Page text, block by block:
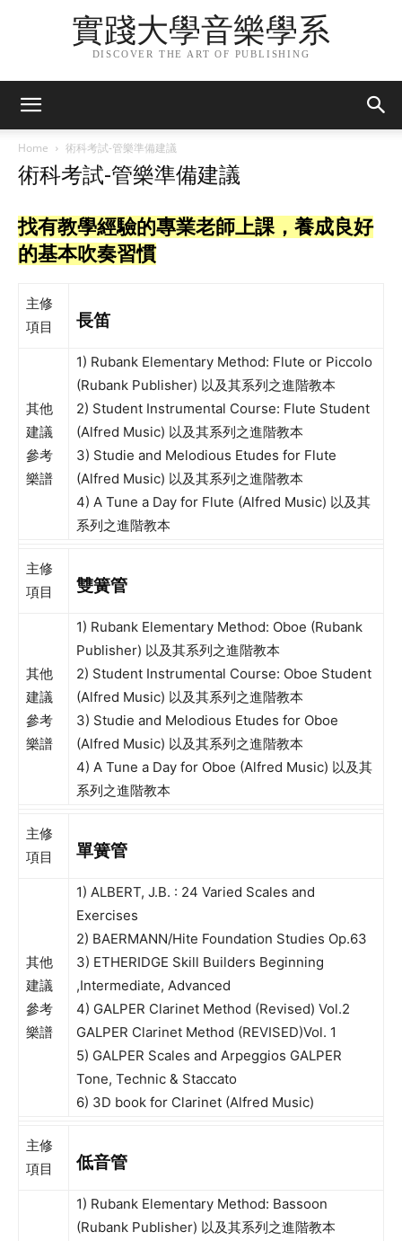
實踐大學音樂學系
DISCOVER THE ART OF PUBLISHING
Home 術科考試-管樂準備建議
術科考試-管樂準備建議
找有教學經驗的專業老師上課，養成良好
的基本吹奏習慣
主修
項目
長笛
其他
建議
參考
樂譜
1) Rubank Elementary Method: Flute or Piccolo
(Rubank Publisher) 以及其系列之進階教本
2) Student Instrumental Course: Flute Student
(Alfred Music) 以及其系列之進階教本
3) Studie and Melodious Etudes for Flute
(Alfred Music) 以及其系列之進階教本
4) A Tune a Day for Flute (Alfred Music) 以及其
系列之進階教本
主修
項目
雙簧管
其他
建議
參考
樂譜
1) Rubank Elementary Method: Oboe (Rubank
Publisher) 以及其系列之進階教本
2) Student Instrumental Course: Oboe Student
(Alfred Music) 以及其系列之進階教本
3) Studie and Melodious Etudes for Oboe
(Alfred Music) 以及其系列之進階教本
4) A Tune a Day for Oboe (Alfred Music) 以及其
系列之進階教本
主修
項目
單簧管
其他
建議
參考
樂譜
1) ALBERT, J.B. : 24 Varied Scales and
Exercises
2) BAERMANN/Hite Foundation Studies Op.63
3) ETHERIDGE Skill Builders Beginning
,Intermediate, Advanced
4) GALPER Clarinet Method (Revised) Vol.2
GALPER Clarinet Method (REVISED)Vol. 1
5) GALPER Scales and Arpeggios GALPER
Tone, Technic & Staccato
6) 3D book for Clarinet (Alfred Music)
主修
項目
低音管
1) Rubank Elementary Method: Bassoon
(Rubank Publisher) 以及其系列之進階教本